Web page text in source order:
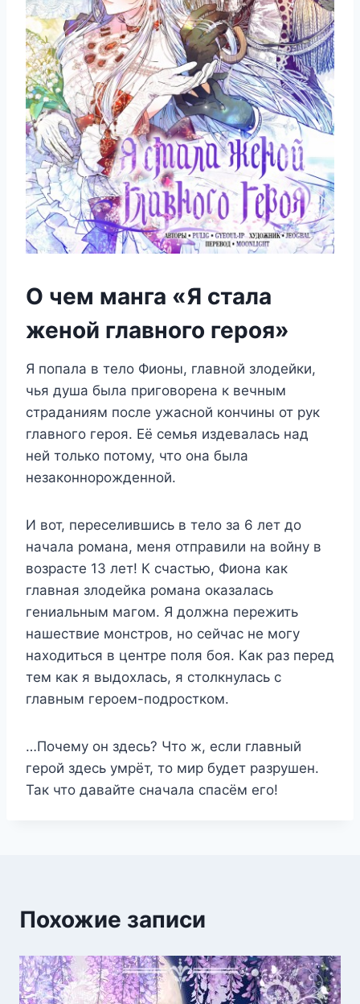
О чем манга «Я стала
женой главного героя»
Я попала в тело Фионы, главной злодейки,
чья душа была приговорена к вечным
страданиям после ужасной кончины от рук
главного героя. Её семья издевалась над
ней только потому, что она была
незаконнорожденной.
И вот, переселившись в тело за 6 лет до
начала романа, меня отправили на войну в
возрасте 13 лет! К счастью, Фиона как
главная злодейка романа оказалась
гениальным магом. Я должна пережить
нашествие монстров, но сейчас не могу
находиться в центре поля боя. Как раз перед
тем как я выдохлась, я столкнулась с
главным героем-подростком.
…Почему он здесь? Что ж, если главный
герой здесь умрёт, то мир будет разрушен.
Так что давайте сначала спасём его!
Похожие записи